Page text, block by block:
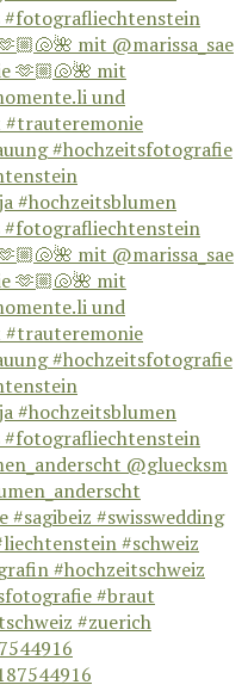
mit @marissa_sae
mit @marissa_sae
@gluecksm